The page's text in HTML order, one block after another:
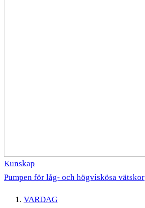
Kunskap
Pumpen för låg- och högviskösa vätskor
VARDAG